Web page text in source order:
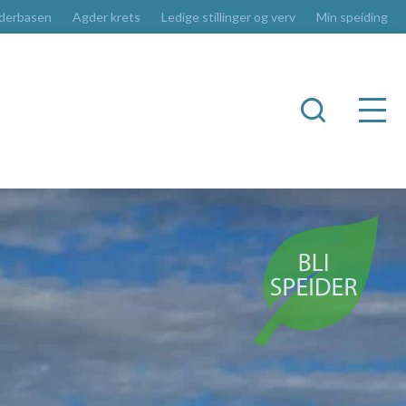
Agder krets Ledige stillinger og verv Min speiding